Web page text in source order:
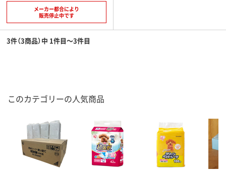
メーカー都合により
販売停止中です
3件（3商品）中 1件目～3件目
このカテゴリーの人気商品